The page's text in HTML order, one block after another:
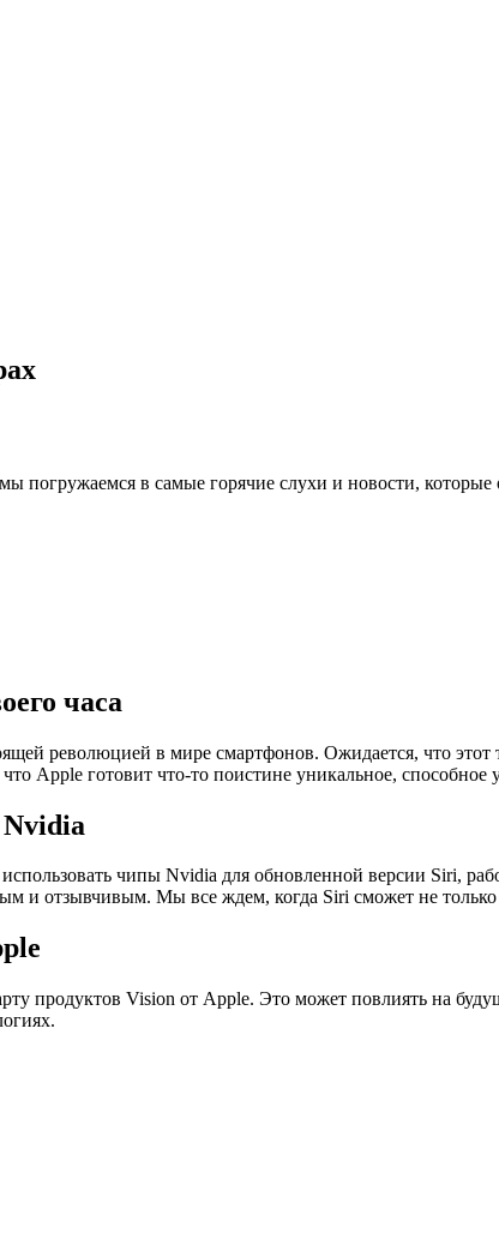
погружаемся в самые горячие слухи и новости,
часа
революцией в мире смартфонов. Ожидается, что этот
Apple готовит что-то поистине уникальное,
чипы Nvidia для обновленной версии Siri,
и отзывчивым. Мы все ждем, когда Siri сможет не
продуктов Vision от Apple. Это может повлиять на